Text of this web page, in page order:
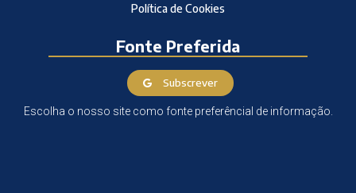
Política de Cookies
Fonte Preferida
Subscrever
Escolha o nosso site como fonte preferêncial de informação.